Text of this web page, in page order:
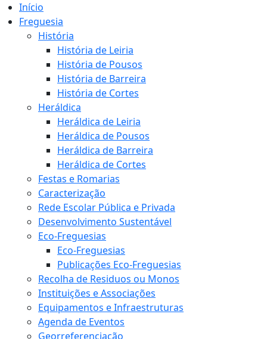
Início
Freguesia
História
História de Leiria
História de Pousos
História de Barreira
História de Cortes
Heráldica
Heráldica de Leiria
Heráldica de Pousos
Heráldica de Barreira
Heráldica de Cortes
Festas e Romarias
Caracterização
Rede Escolar Pública e Privada
Desenvolvimento Sustentável
Eco-Freguesias
Eco-Freguesias
Publicações Eco-Freguesias
Recolha de Residuos ou Monos
Instituições e Associações
Equipamentos e Infraestruturas
Agenda de Eventos
Georreferenciação